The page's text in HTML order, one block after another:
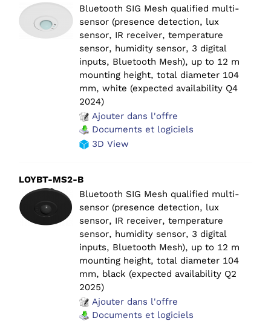
Bluetooth SIG Mesh qualified multi-
sensor (presence detection, lux
sensor, IR receiver, temperature
sensor, humidity sensor, 3 digital
inputs, Bluetooth Mesh), up to 12 m
mounting height, total diameter 104
mm, white (expected availability Q4
2024)
Ajouter dans l'offre
Documents et logiciels
3D View
LOYBT-MS2-B
Bluetooth SIG Mesh qualified multi-
sensor (presence detection, lux
sensor, IR receiver, temperature
sensor, humidity sensor, 3 digital
inputs, Bluetooth Mesh), up to 12 m
mounting height, total diameter 104
mm, black (expected availability Q2
2025)
Ajouter dans l'offre
Documents et logiciels